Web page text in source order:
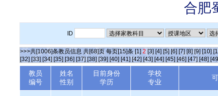
合肥
ID
>>>共[1006]条教员信息 共[68]页 每页[15]条 [1] 2 [3] [4] [5] [6] [7] [8] [9] [10]
[32] [33] [34] [35] [36] [37] [38] [39] [40] [41] [42] [43] [44] [45] [46] [47] [48]
教员
编号
姓名
性别
目前身份
学历
学校
专业